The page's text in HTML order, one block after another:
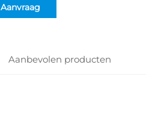
Aanvraag
Aanbevolen producten